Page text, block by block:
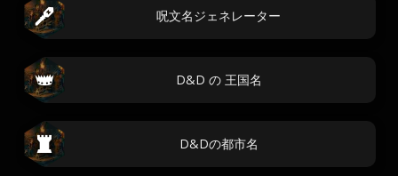
呪文名ジェネレーター
D&D の 王国名
D&Dの都市名